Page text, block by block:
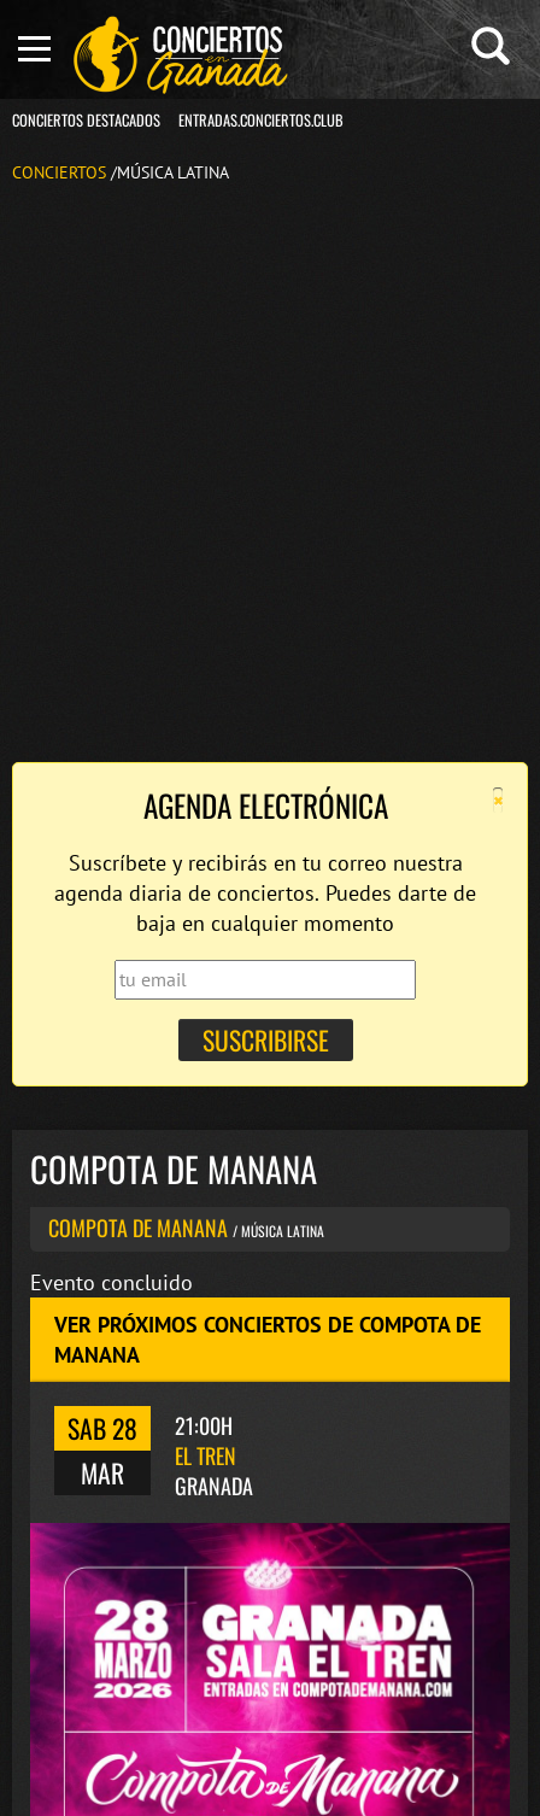
CONCIERTOS DESTACADOS ENTRADAS.CONCIERTOS.CLUB
CONCIERTOS /MÚSICA LATINA
×
AGENDA ELECTRÓNICA
Suscríbete y recibirás en tu correo nuestra
agenda diaria de conciertos. Puedes darte de
baja en cualquier momento
COMPOTA DE MANANA
COMPOTA DE MANANA / MÚSICA LATINA
Evento concluido
VER PRÓXIMOS CONCIERTOS DE COMPOTA DE
MANANA
SAB 28
MAR
21:00H
EL TREN
GRANADA